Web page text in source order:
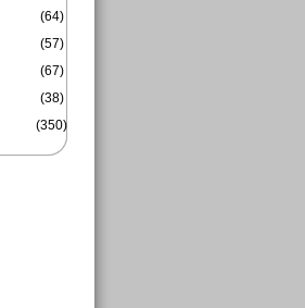
(64)
(57)
(67)
(38)
(350)